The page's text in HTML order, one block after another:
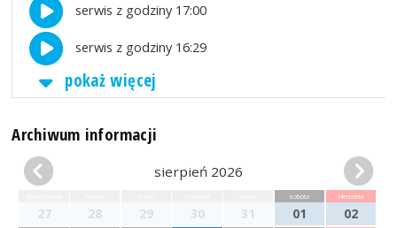
serwis z godziny 17:00
serwis z godziny 16:29
pokaż więcej
Archiwum informacji
sierpień 2026
27 28 29 30 31
sobota
01
niedziela
02